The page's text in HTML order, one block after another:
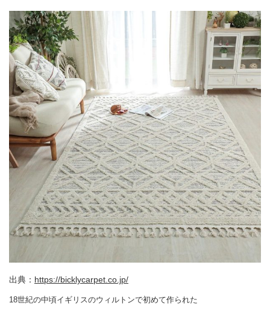
出典： https://bicklycarpet.co.jp/
18世紀の中頃イギリスのウィルトンで初めて作られた